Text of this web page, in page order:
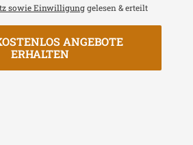
sowie Einwilligung gelesen & erteilt
ANGEBOTE
ERHALTEN